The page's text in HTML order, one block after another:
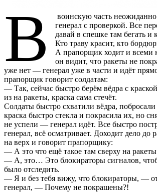
В
воинскую часть неожиданно
генерал с проверкой. Все
давай в спешке там бегать и
Кто траву красит, кто
А прапорщик ходит и всеми
он видит, что ракеты не
уже нет — генерал уже в части и идёт
прапорщик говорит солдатам:
— Так, сейчас быстро берём вёдра с
из на ракеты, краска сама стечёт.
Солдаты быстро схватили вёдра,
краска быстро стекла и покрасила их, но
не успели — генерал идёт. Все быстро
генерал, всё осматривает. Доходит дело до
на верх и говорит прапорщику:
— А это что ещё такое там сверху на ракеты
— А, это… Это блокираторы сигналов,
было отследить.
— Я и без тебя вижу, что блокираторы, —
генерал, — Почему не покрашены?!